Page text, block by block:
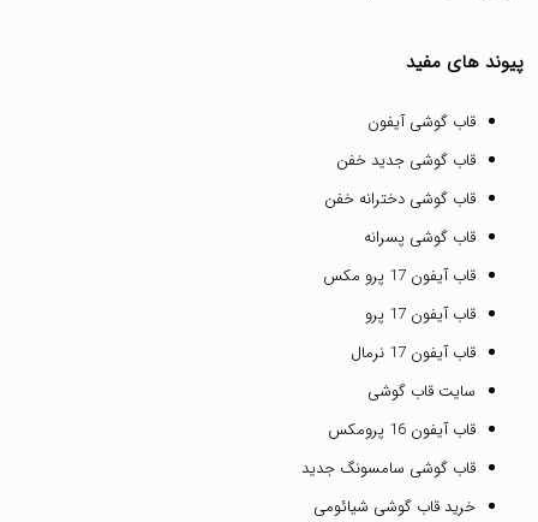
پیوند های مفید
قاب گوشی آیفون
قاب گوشی جدید خفن
قاب گوشی دخترانه خفن
قاب گوشی پسرانه
قاب آیفون 17 پرو مکس
قاب آیفون 17 پرو
قاب آیفون 17 نرمال
سایت قاب گوشی
قاب آیفون 16 پرومکس
قاب گوشی سامسونگ جدید
خرید قاب گوشی شیائومی